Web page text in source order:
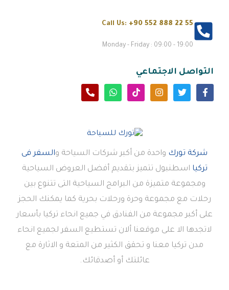
Call Us: +90 552 888 22 55
Monday - Friday : 09:00 - 19:00
التواصل الاجتماعي
شركة تورك واحدة من أكبر شركات السياحة والسفر فى
تركيا اسطنبول تتميز بتقديم أفضل العروض السياحية
ومجموعة متميزة من البرامج السياحية التى تتنوع بين
رحلات مع مجموعة وحرة ورحلات بحرية كما يمكنك الحجز
على أكبر مجموعة من الفنادق في جميع انحاء تركيا بأسعار
لاتجدها الا على موقعنا ألان تستطيع السفر لجميع انحاء
مدن تركيا معنا و تحقق الكثير من المتعة و الاثارة مع
عائلتك أو أصدقائك.